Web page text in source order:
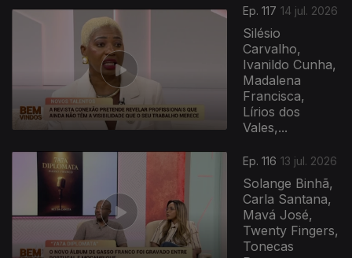
Ep. 117 14 jul. 2026
Silésio
Carvalho,
Ivanildo Cunha,
Madalena
Francisca,
Lírios dos
Vales,...
Ep. 116 13 jul. 2026
Solange Binhã,
Carla Santana,
Mavá José,
Twenty Fingers,
Tonecas